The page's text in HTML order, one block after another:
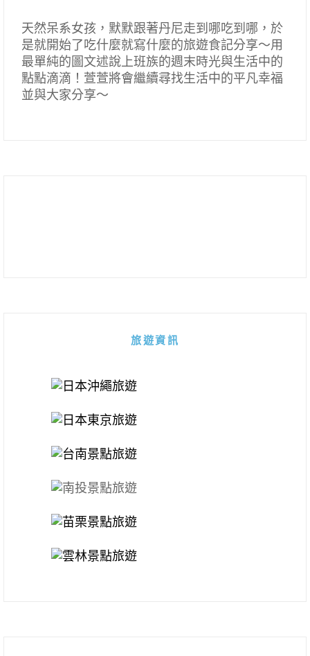
天然呆系女孩，默默跟著丹尼走到哪吃到哪，於
是就開始了吃什麼就寫什麼的旅遊食記分享～用
最單純的圖文述說上班族的週末時光與生活中的
點點滴滴！萱萱將會繼續尋找生活中的平凡幸福
並與大家分享～
旅遊資訊